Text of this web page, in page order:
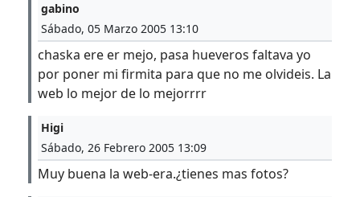
gabino
Sábado, 05 Marzo 2005 13:10
chaska ere er mejo, pasa hueveros faltava yo
por poner mi firmita para que no me olvideis. La
web lo mejor de lo mejorrrr
Higi
Sábado, 26 Febrero 2005 13:09
Muy buena la web-era.¿tienes mas fotos?